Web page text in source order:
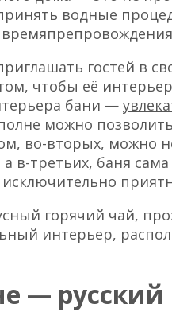
водные
гостей в
чтобы её
бани —
можно
во-вторых, можно
в-третьих, баня
горячий чай,
интерьер,
—